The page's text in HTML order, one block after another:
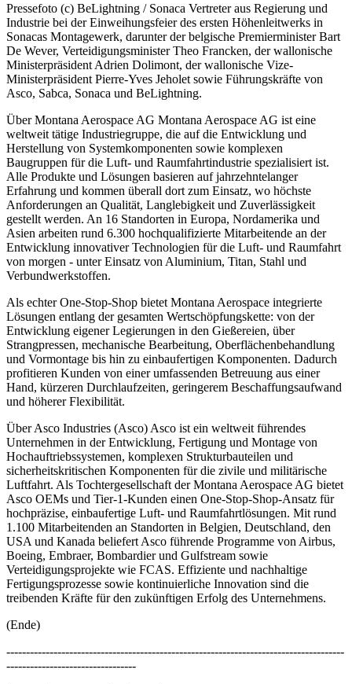
Pressefoto (c) BeLightning / Sonaca Vertreter aus Regierung und
Industrie bei der Einweihungsfeier des ersten Höhenleitwerks in
Sonacas Montagewerk, darunter der belgische Premierminister Bart
De Wever, Verteidigungsminister Theo Francken, der wallonische
Ministerpräsident Adrien Dolimont, der wallonische Vize-
Ministerpräsident Pierre-Yves Jeholet sowie Führungskräfte von
Asco, Sabca, Sonaca und BeLightning.
Über Montana Aerospace AG Montana Aerospace AG ist eine
weltweit tätige Industriegruppe, die auf die Entwicklung und
Herstellung von Systemkomponenten sowie komplexen
Baugruppen für die Luft- und Raumfahrtindustrie spezialisiert ist.
Alle Produkte und Lösungen basieren auf jahrzehntelanger
Erfahrung und kommen überall dort zum Einsatz, wo höchste
Anforderungen an Qualität, Langlebigkeit und Zuverlässigkeit
gestellt werden. An 16 Standorten in Europa, Nordamerika und
Asien arbeiten rund 6.300 hochqualifizierte Mitarbeitende an der
Entwicklung innovativer Technologien für die Luft- und Raumfahrt
von morgen - unter Einsatz von Aluminium, Titan, Stahl und
Verbundwerkstoffen.
Als echter One-Stop-Shop bietet Montana Aerospace integrierte
Lösungen entlang der gesamten Wertschöpfungskette: von der
Entwicklung eigener Legierungen in den Gießereien, über
Strangpressen, mechanische Bearbeitung, Oberflächenbehandlung
und Vormontage bis hin zu einbaufertigen Komponenten. Dadurch
profitieren Kunden von einer umfassenden Betreuung aus einer
Hand, kürzeren Durchlaufzeiten, geringerem Beschaffungsaufwand
und höherer Flexibilität.
Über Asco Industries (Asco) Asco ist ein weltweit führendes
Unternehmen in der Entwicklung, Fertigung und Montage von
Hochauftriebssystemen, komplexen Strukturbauteilen und
sicherheitskritischen Komponenten für die zivile und militärische
Luftfahrt. Als Tochtergesellschaft der Montana Aerospace AG bietet
Asco OEMs und Tier-1-Kunden einen One-Stop-Shop-Ansatz für
hochpräzise, einbaufertige Luft- und Raumfahrtlösungen. Mit rund
1.100 Mitarbeitenden an Standorten in Belgien, Deutschland, den
USA und Kanada beliefert Asco führende Programme von Airbus,
Boeing, Embraer, Bombardier und Gulfstream sowie
Verteidigungsprojekte wie FCAS. Effiziente und nachhaltige
Fertigungsprozesse sowie kontinuierliche Innovation sind die
treibenden Kräfte für den zukünftigen Erfolg des Unternehmens.
(Ende)
--------------------------------------------------------------------------------------
---------------------------------